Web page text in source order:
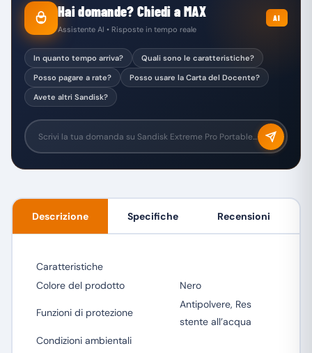
Hai domande? Chiedi a MAX
Assistente AI • Risposte in tempo reale
AI
In quanto tempo arriva?
Quali sono le caratteristiche?
Posso pagare a rate?
Posso usare la Carta del Docente?
Avete altri Sandisk?
Descrizione Specifiche Recensioni
Caratteristiche
Colore del prodotto
Nero
Funzioni di protezione
Antipolvere, Res
stente all’acqua
Condizioni ambientali